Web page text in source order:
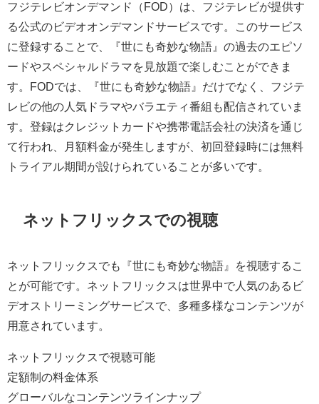
フジテレビオンデマンド（FOD）は、フジテレビが提供す
る公式のビデオオンデマンドサービスです。このサービス
に登録することで、『世にも奇妙な物語』の過去のエピソ
ードやスペシャルドラマを見放題で楽しむことができま
す。FODでは、『世にも奇妙な物語』だけでなく、フジテ
レビの他の人気ドラマやバラエティ番組も配信されていま
す。登録はクレジットカードや携帯電話会社の決済を通じ
て行われ、月額料金が発生しますが、初回登録時には無料
トライアル期間が設けられていることが多いです。
ネットフリックスでの視聴
ネットフリックスでも『世にも奇妙な物語』を視聴するこ
とが可能です。ネットフリックスは世界中で人気のあるビ
デオストリーミングサービスで、多種多様なコンテンツが
用意されています。
ネットフリックスで視聴可能
定額制の料金体系
グローバルなコンテンツラインナップ